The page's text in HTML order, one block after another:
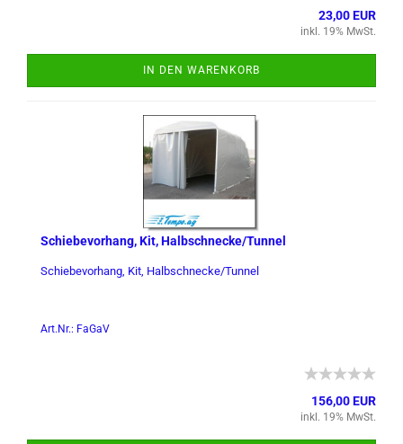
23,00 EUR
inkl. 19% MwSt.
IN DEN WARENKORB
Schie­be­vor­hang, Kit, Halb­schne­cke/Tun­nel
Schie­be­vor­hang, Kit, Halb­schne­cke/Tun­nel
Art.Nr.: FaGaV
156,00 EUR
inkl. 19% MwSt.